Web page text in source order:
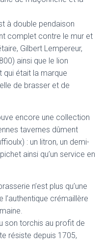
à double pendaison
complet contre le mur et
Gilbert Lempereur,
ainsi que le lion
qui était la marque
de brasser et de
encore une collection
tavernes dûment
: un litron, un demi-
ainsi qu’un service en
n’est plus qu’une
crémaillère
son torchis au profit de
résiste depuis 1705,